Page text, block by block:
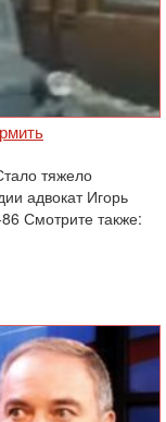
тяжело
адвокат Игорь
Смотрите также: